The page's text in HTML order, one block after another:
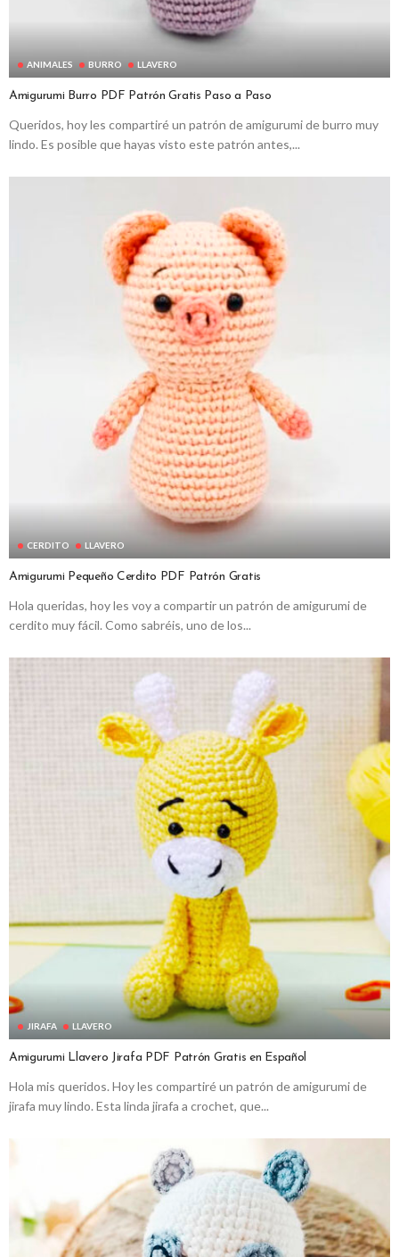
ANIMALES BURRO LLAVERO
Amigurumi Burro PDF Patrón Gratis Paso a Paso
Queridos, hoy les compartiré un patrón de amigurumi de burro muy
lindo. Es posible que hayas visto este patrón antes,...
CERDITO LLAVERO
Amigurumi Pequeño Cerdito PDF Patrón Gratis
Hola queridas, hoy les voy a compartir un patrón de amigurumi de
cerdito muy fácil. Como sabréis, uno de los...
JIRAFA LLAVERO
Amigurumi Llavero Jirafa PDF Patrón Gratis en Español
Hola mis queridos. Hoy les compartiré un patrón de amigurumi de
jirafa muy lindo. Esta linda jirafa a crochet, que...